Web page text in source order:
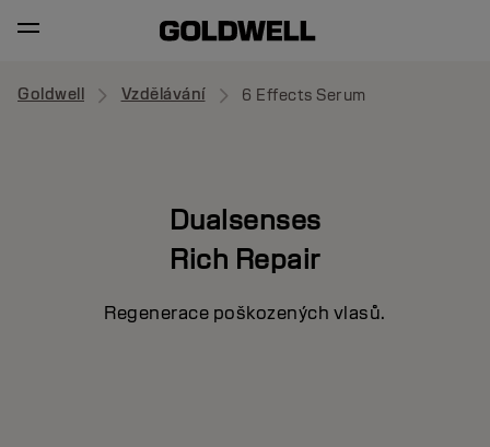
Goldwell Vzdělávání 6 Effects Serum
Dualsenses
Rich Repair
Regenerace poškozených vlasů.